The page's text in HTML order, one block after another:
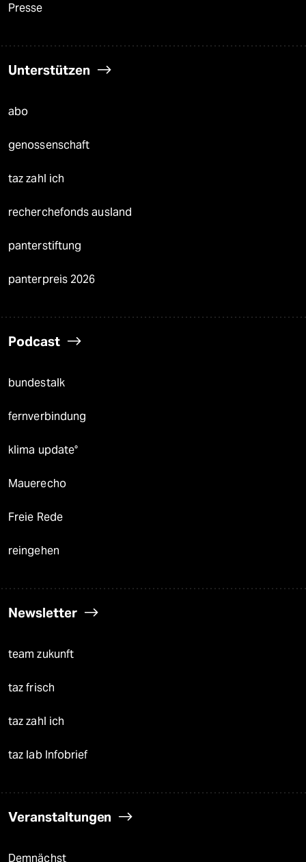
Presse
Unterstützen
abo
genossenschaft
taz zahl ich
recherchefonds ausland
panterstiftung
panterpreis 2026
Podcast
bundestalk
fernverbindung
klima update°
Mauerecho
Freie Rede
reingehen
Newsletter
team zukunft
taz frisch
taz zahl ich
taz lab Infobrief
Veranstaltungen
Demnächst